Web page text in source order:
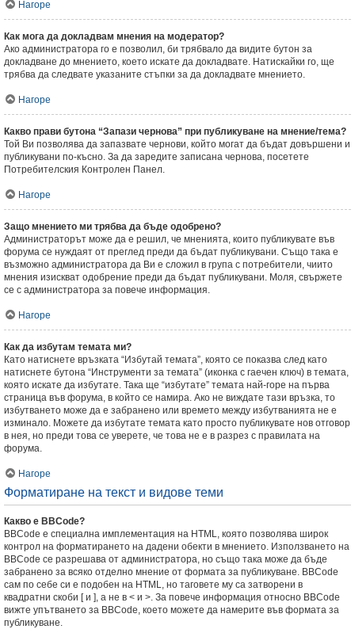
Нагоре
Как мога да докладвам мнения на модератор?
Ако администратора го е позволил, би трябвало да видите бутон за
докладване до мнението, което искате да докладвате. Натискайки го, ще
трябва да следвате указаните стъпки за да докладвате мнението.
Нагоре
Какво прави бутона “Запази чернова” при публикуване на мнение/тема?
Той Ви позволява да запазвате чернови, който могат да бъдат довършени и
публикувани по-късно. За да заредите записана чернова, посетете
Потребителския Контролен Панел.
Нагоре
Защо мнението ми трябва да бъде одобрено?
Администраторът може да е решил, че мненията, които публикувате във
форума се нуждаят от преглед преди да бъдат публикувани. Също така е
възможно администратора да Ви е сложил в група с потребители, чиито
мнения изискват одобрение преди да бъдат публикувани. Моля, свържете
се с администратора за повече информация.
Нагоре
Как да избутам темата ми?
Като натиснете връзката “Избутай темата”, която се показва след като
натиснете бутона “Инструменти за темата” (иконка с гаечен ключ) в темата,
която искате да избутате. Така ще “избутате” темата най-горе на първа
страница във форума, в който се намира. Ако не виждате тази връзка, то
избутването може да е забранено или времето между избутванията не е
изминало. Можете да избутате темата като просто публикувате нов отговор
в нея, но преди това се уверете, че това не е в разрез с правилата на
форума.
Нагоре
Форматиране на текст и видове теми
Какво е BBCode?
BBCode е специална имплементация на HTML, която позволява широк
контрол на форматирането на дадени обекти в мнението. Използването на
BBCode се разрешава от администратора, но също така може да бъде
забранено за всяко отделно мнение от формата за публикуване. BBCode
сам по себе си е подобен на HTML, но таговете му са затворени в
квадратни скоби [ и ], а не в < и >. За повече информация относно BBCode
вижте упътването за BBCode, което можете да намерите във формата за
публикуване.